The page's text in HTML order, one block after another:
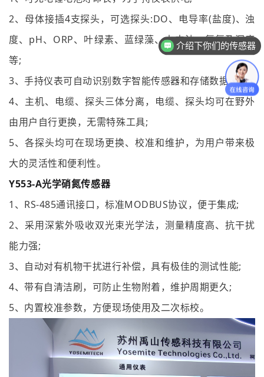
2、母体接插4支探头，可选探头:DO、电导率(盐度)、浊
度、pH、ORP、叶绿素、蓝绿藻、水中油、氨氮及深度
等;
3、手持仪表可自动识别数字智能传感器和存储数据;
4、主机、电缆、探头三体分离，电缆、探头均可在野外
由用户自行更换，无需特殊工具;
5、各探头均可在现场更换、校准和维护，为用户带来极
大的灵活性和便利性。
Y553-A光学硝氮传感器
1、RS-485通讯接口，标准MODBUS协议，便于集成;
2、采用深紫外吸收双光束光学法，测量精度高、抗干扰
能力强;
3、自动对有机物干扰进行补偿，具有极佳的测试性能;
4、带有自清洁刷，可防止生物附着，维护周期更久;
5、内置校准参数，方便现场使用及二次标校。
介绍下你们的传感器
传感器怎么收费的